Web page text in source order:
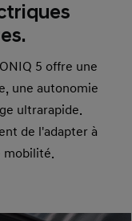
5 offre une
une autonomie
ultrarapide.
de l'adapter à
mobilité.